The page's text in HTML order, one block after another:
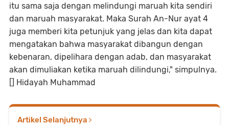
itu sama saja dengan melindungi maruah kita sendiri
dan maruah masyarakat. Maka Surah An-Nur ayat 4
juga memberi kita petunjuk yang jelas dan kita dapat
mengatakan bahwa masyarakat dibangun dengan
kebenaran, dipelihara dengan adab, dan masyarakat
akan dimuliakan ketika maruah dilindungi," simpulnya.
[] Hidayah Muhammad
Artikel Selanjutnya